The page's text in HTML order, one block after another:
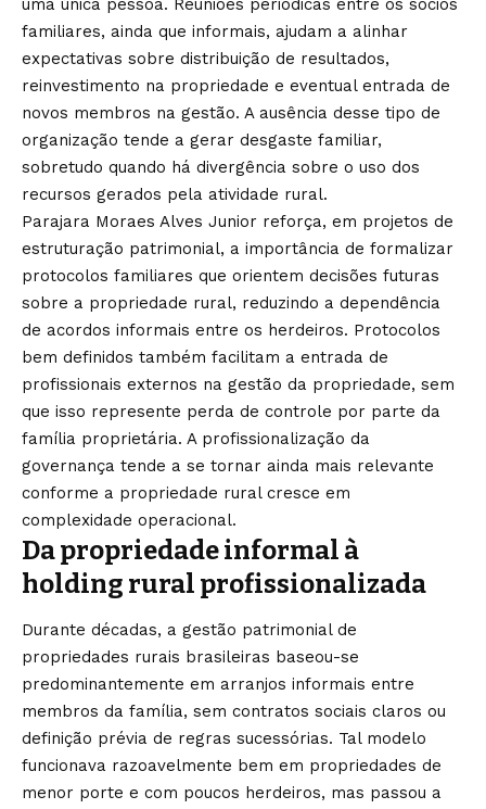
uma única pessoa. Reuniões periódicas entre os sócios
familiares, ainda que informais, ajudam a alinhar
expectativas sobre distribuição de resultados,
reinvestimento na propriedade e eventual entrada de
novos membros na gestão. A ausência desse tipo de
organização tende a gerar desgaste familiar,
sobretudo quando há divergência sobre o uso dos
recursos gerados pela atividade rural.
Parajara Moraes Alves Junior reforça, em projetos de
estruturação patrimonial, a importância de formalizar
protocolos familiares que orientem decisões futuras
sobre a propriedade rural, reduzindo a dependência
de acordos informais entre os herdeiros. Protocolos
bem definidos também facilitam a entrada de
profissionais externos na gestão da propriedade, sem
que isso represente perda de controle por parte da
família proprietária. A profissionalização da
governança tende a se tornar ainda mais relevante
conforme a propriedade rural cresce em
complexidade operacional.
Da propriedade informal à
holding rural profissionalizada
Durante décadas, a gestão patrimonial de
propriedades rurais brasileiras baseou-se
predominantemente em arranjos informais entre
membros da família, sem contratos sociais claros ou
definição prévia de regras sucessórias. Tal modelo
funcionava razoavelmente bem em propriedades de
menor porte e com poucos herdeiros, mas passou a